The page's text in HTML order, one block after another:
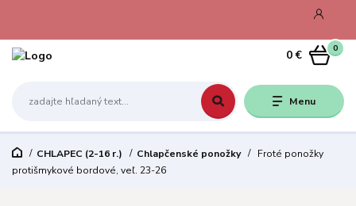
Menu
0
0 €
CHLAPEC (2-16 r.) Chlapčenské ponožky
Froté ponožky
protišmykové bordové, veľ. 23-26